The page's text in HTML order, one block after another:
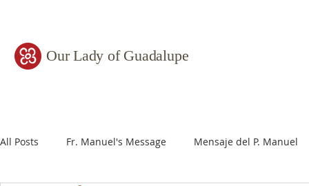
Our Lady of Guadalupe
All Posts Fr. Manuel's Message Mensaje del P. Manuel